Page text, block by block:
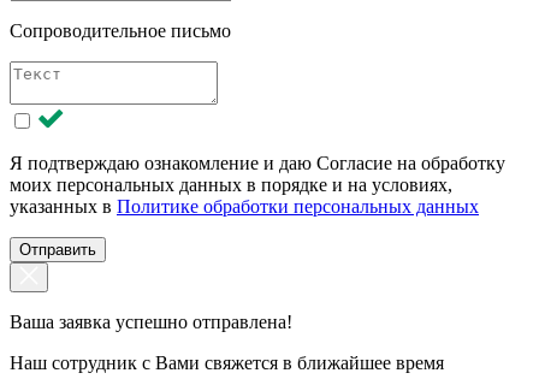
Сопроводительное письмо
Я подтверждаю ознакомление и даю Согласие на обработку
моих персональных данных в порядке и на условиях,
указанных в Политике обработки персональных данных
Отправить
Ваша заявка успешно отправлена!
Наш сотрудник с Вами свяжется в ближайшее время